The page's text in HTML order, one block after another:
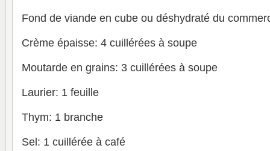
Fond de viande en cube ou déshydraté du
Crème épaisse: 4 cuillérées à soupe
Moutarde en grains: 3 cuillérées à soupe
Laurier: 1 feuille
Thym: 1 branche
Sel: 1 cuillérée à café